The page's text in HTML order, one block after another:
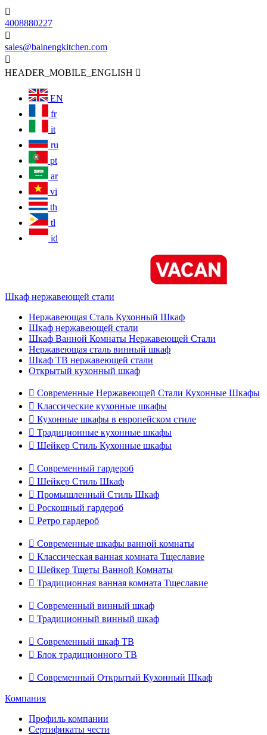

4008880227

sales@bainengkitchen.com

HEADER_MOBILE_ENGLISH 
EN
fr
it
ru
pt
ar
vi
th
tl
id
Шкаф нержавеющей стали
Нержавеющая Сталь Кухонный Шкаф
Шкаф нержавеющей стали
Шкаф Ванной Комнаты Нержавеющей Стали
Нержавеющая сталь винный шкаф
Шкаф ТВ нержавеющей стали
Открытый кухонный шкаф
 Современные Нержавеющей Стали Кухонные Шкафы
 Классические кухонные шкафы
 Кухонные шкафы в европейском стиле
 Традиционные кухонные шкафы
 Шейкер Стиль Кухонные шкафы
 Современный гардероб
 Шейкер Стиль Шкаф
 Промышленный Стиль Шкаф
 Роскошный гардероб
 Ретро гардероб
 Современные шкафы ванной комнаты
 Классическая ванная комната Тщеславие
 Шейкер Тщеты Ванной Комнаты
 Традиционная ванная комната Тщеславие
 Современный винный шкаф
 Традиционный винный шкаф
 Современный шкаф ТВ
 Блок традиционного ТВ
 Современный Открытый Кухонный Шкаф
Компания
Профиль компании
Сертификаты чести